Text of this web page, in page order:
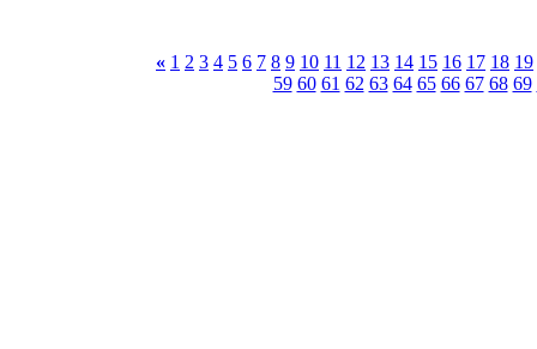
« 1 2 3 4 5 6 7 8 9 10 11 12 13 14 15 16 17 18 19
59 60 61 62 63 64 65 66 67 68 69